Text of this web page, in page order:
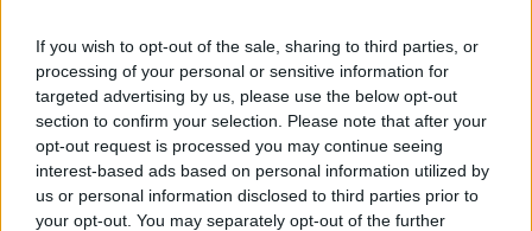
If you wish to opt-out of the sale, sharing to third parties, or
processing of your personal or sensitive information for
targeted advertising by us, please use the below opt-out
section to confirm your selection. Please note that after your
opt-out request is processed you may continue seeing
interest-based ads based on personal information utilized by
us or personal information disclosed to third parties prior to
your opt-out. You may separately opt-out of the further